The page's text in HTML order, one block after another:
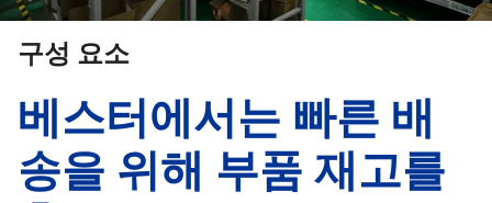
구성 요소
베스터에서는 빠른 배
송을 위해 부품 재고를